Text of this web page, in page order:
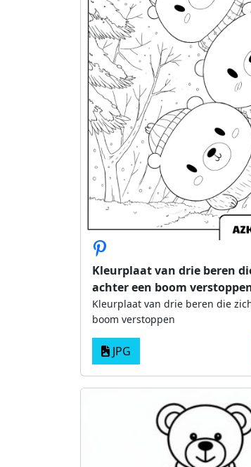
Kleurplaat van drie beren
achter een boom
Kleurplaat van drie beren die
boom verstoppen
JPG